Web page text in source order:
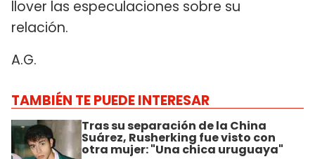
llover las especulaciones sobre su
relación.
A.G.
TAMBIÉN TE PUEDE INTERESAR
Tras su separación de la China
Suárez, Rusherking fue visto con
otra mujer: "Una chica uruguaya"